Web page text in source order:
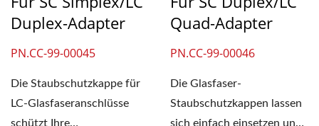
Duplex-Adapter
PN.CC-99-00045
Die Staubschutzkappe für
LC-Glasfaseranschlüsse
schützt Ihre
Quad-Adapter
PN.CC-99-00046
Die Glasfaser-
Staubschutzkappen lassen
sich einfach einsetzen und